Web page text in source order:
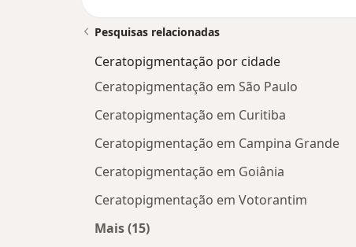
Pesquisas relacionadas
Ceratopigmentação por cidade
Ceratopigmentação em São Paulo
Ceratopigmentação em Curitiba
Ceratopigmentação em Campina Grande
Ceratopigmentação em Goiânia
Ceratopigmentação em Votorantim
Mais (15)